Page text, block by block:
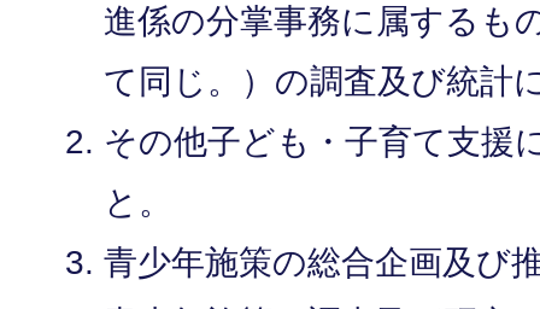
進係の分掌事務に属するも
て同じ。）の調査及び統計
その他子ども・子育て支援
と。
青少年施策の総合企画及び